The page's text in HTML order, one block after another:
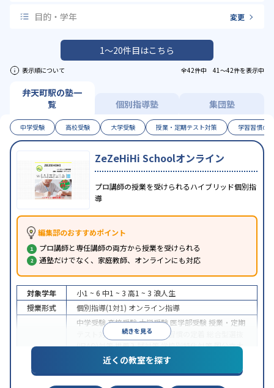
目的・学年 変更
1〜20件目はこちら
表示順について 全42件中 41〜42件を表示中
弁天町駅の塾一
覧
個別指導塾 集団塾
中学受験 高校受験 大学受験 授業・定期テスト対策 学習習慣の
ZeZeHiHi Schoolオンライン
プロ講師の授業を受けられるハイブリッド個別指
導
編集部のおすすめポイント
プロ講師と専任講師の両方から授業を受けられる
通塾だけでなく、家庭教師、オンラインにも対応
続きを見る
対象学年 小1 ~ 6 中1 ~ 3 高1 ~ 3 浪人生
授業形式
個別指導(1対1) オンライン指導
中学受験高校受験大学受験 医学部受験 授業・定期
テスト対策
内申点対策 学習習慣の定着
(旧AO)対策推薦入試対策学校別特化対策国公立大
私大対策共通テスト対策
英語・英会話特化
近くの教室を探す